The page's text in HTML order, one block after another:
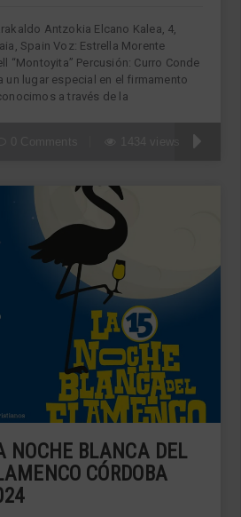
Antzokia Elcano Kalea, 4,
Spain Voz: Estrella Morente
“Montoyita” Percusión: Curro Conde
un lugar especial en el firmamento
a través de la
NOCHE BLANCA DEL
CÓRDOBA